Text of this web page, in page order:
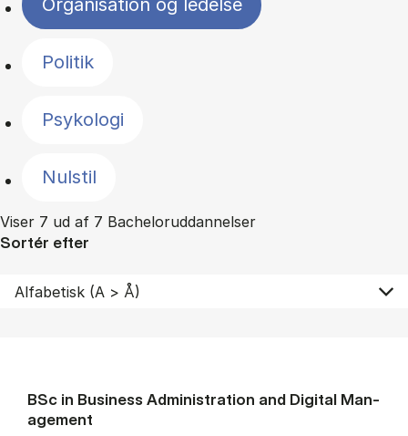
Organisation og ledelse
Politik
Psykologi
Nulstil
Viser 7 ud af 7 Bacheloruddannelser
Sortér efter
BSc in Busi­ness Ad­min­is­tra­tion and Di­git­al Man­
age­ment